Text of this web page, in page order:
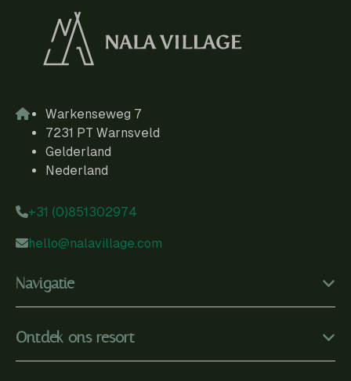
Warkenseweg 7
7231 PT Warnsveld
Gelderland
Nederland
+31 (0)851302974
hello@nalavillage.com
Navigatie
Ontdek ons resort